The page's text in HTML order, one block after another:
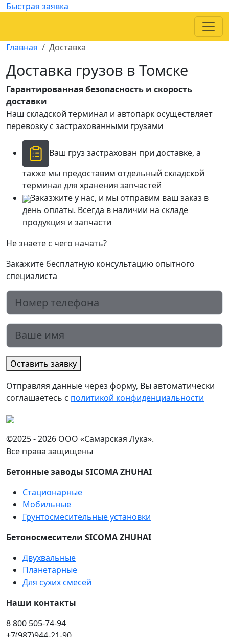
Быстрая заявка
Главная Доставка
Доставка грузов в Томске
Гарантированная безопасность и скорость
доставки
Наш складской терминал и автопарк осуществляет
перевозку с застрахованными грузами
Ваш груз застрахован при доставке, а
также мы предоставим отдельный складской
терминал для хранения запчастей
Заказжите у нас, и мы отправим ваш заказ в
день оплаты. Всегда в наличии на складе
продукция и запчасти
Не знаете с чего начать?
Закажите бесплатную консультацию опытного
специалиста
Оставить заявку
Отправляя данные через форму, Вы автоматически
соглашаетесь с политикой конфиденциальности
©2025 -2026 ООО «Самарская Лука».
Все права защищены
Бетонные заводы SICOMA ZHUHAI
Стационарные
Мобильные
Грунтосмесительные установки
Бетоносмесители SICOMA ZHUHAI
Двухвальные
Планетарные
Для сухих смесей
Наши контакты
8 800 505-74-94